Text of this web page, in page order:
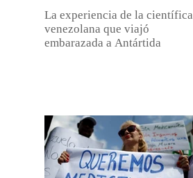
La experiencia de la científica
venezolana que viajó
embarazada a Antártida